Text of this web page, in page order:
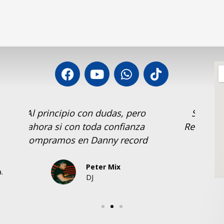
Si recomiento compar en Dany
Record, los equipos me han salido
buenos.
Dj Fugaz